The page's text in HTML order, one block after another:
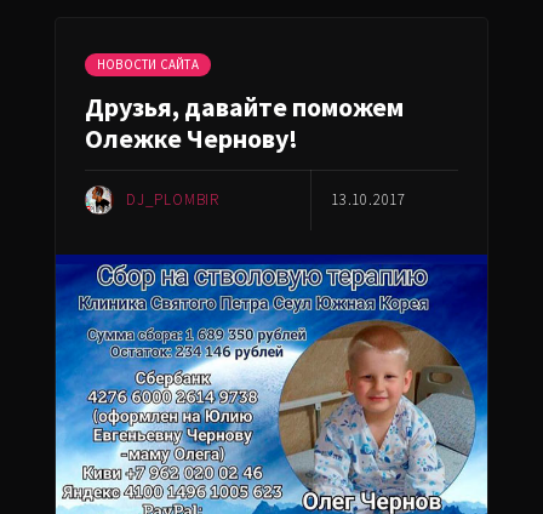
НОВОСТИ САЙТА
Друзья, давайте поможем
Олежке Чернову!
DJ_PLOMBIR 13.10.2017